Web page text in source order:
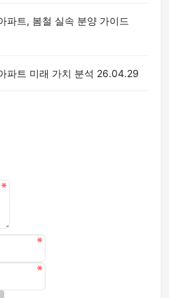
파트, 봄철 실속 분양 가이드
파트 미래 가치 분석 26.04.29